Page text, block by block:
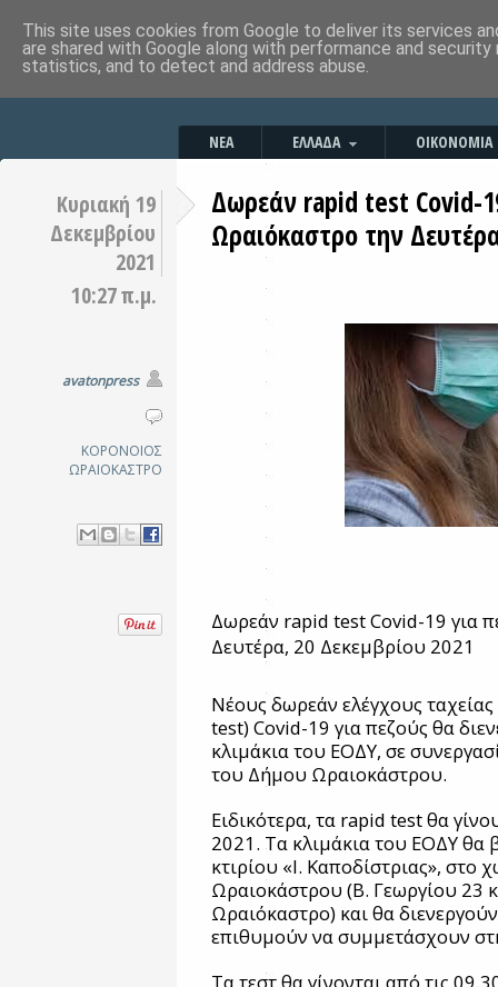
ΝΕΑ ΕΛΛΑΔΑ ΟΙΚΟΝΟΜΙΑ
Κυριακή 19
Δεκεμβρίου
2021
10:27 π.μ.
avatonpress
ΚΟΡΟΝΟΙΟΣ
ΩΡΑΙΟΚΑΣΤΡΟ
Δωρεάν rapid test Covid-
Ωραιόκαστρο την
Δωρεάν rapid test Covid-19 για
Δευτέρα, 20 Δεκεμβρίου 2021
Νέους δωρεάν ελέγχους
test) Covid-19 για πεζούς θα
κλιμάκια του ΕΟΔΥ, σε
του Δήμου Ωραιοκάστρου.
Ειδικότερα, τα rapid test θα
2021. Τα κλιμάκια του ΕΟΔΥ θα
κτιρίου «Ι. Καποδίστριας»,
Ωραιοκάστρου (Β. Γεωργίου 23
Ωραιόκαστρο) και θα
επιθυμούν να συμμετάσχουν
This site uses cookies from Google to deliver its services
are shared with Google along with performance and
statistics, and to detect and address abuse.